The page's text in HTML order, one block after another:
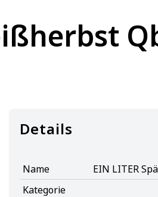
Details
Name
EIN LITER
Kategorie